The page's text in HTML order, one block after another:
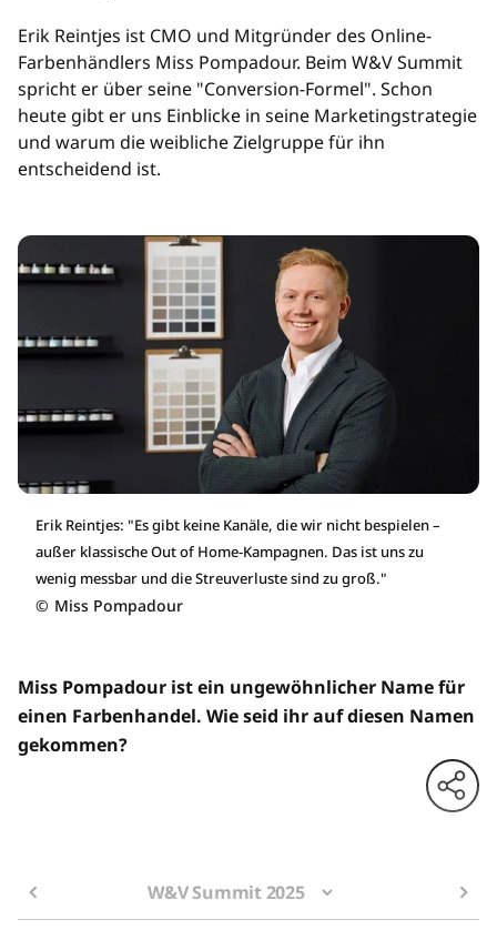
Erik Reintjes ist CMO und Mitgründer des Online-
Farbenhändlers Miss Pompadour. Beim W&V Summit
spricht er über seine "Conversion-Formel". Schon
heute gibt er uns Einblicke in seine Marketingstrategie
und warum die weibliche Zielgruppe für ihn
entscheidend ist.
Erik Reintjes: "Es gibt keine Kanäle, die wir nicht bespielen –
außer klassische Out of Home-Kampagnen. Das ist uns zu
wenig messbar und die Streuverluste sind zu groß."
© Miss Pompadour
Miss Pompadour ist ein ungewöhnlicher Name für
einen Farbenhandel. Wie seid ihr auf diesen Namen
gekommen?
W&V Summit 2025